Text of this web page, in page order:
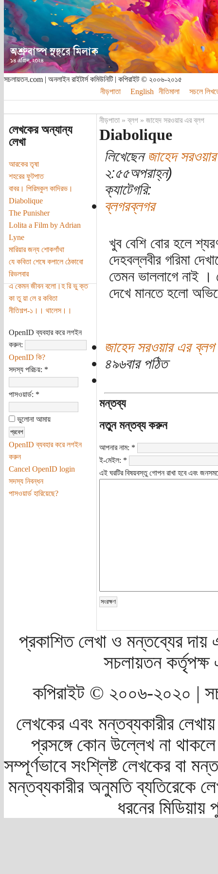
সচলায়তন.com | অনলাইন রাইটার্স কমিউনিটি | কপিরাইট © ২০০৬-২০১৫
নীড়পাতা
English নীতিমালা সচলে
লেখকের অন্যান্য
লেখা
আরকের তৃষা
শহরের ফুটপাত
বাবর। পিরিমকুল কাদিরভ।
Diabolique
‌‌‌‌The Punisher
Lolita a Film by Adrian
Lyne
মারিয়ার জন্য শোকগাঁথা
যে কবিতা শেষে কপালে ঠেকাবো
রিভলবার
এ কেমন জীবন বলো।হ রি ভু ক্ত
কা তু য়া লে র কবিতা
নীতিগল্প-১।। থালেস।।
OpenID ব্যবহার করে লগইন
করুন:
OpenID কি?
সদস্য পরিচয়: *
পাসওয়ার্ড: *
ভুলোনা আমায়
OpenID ব্যবহার করে লগইন
করুন
Cancel OpenID login
সদস্য নিবন্ধন
পাসওয়ার্ড হারিয়েছে?
নীড়পাতা»ব্লগ» জাহেদ সরওয়ার এর ব্লগ
Diabolique
লিখেছেনজাহেদ সরওয়ার
২:৫৫অপরাহ্ন)
ক্যাটেগরি:
ব্লগরব্লগর
খুব বেশি বোর হলে
দেহবল্লবীর গরিমা
তেমন ভাললাগে নাই ।
দেখে মানতে হলো
জাহেদ সরওয়ার এর ব্লগ
৪৯৬বার পঠিত
মন্তব্য
নতুন মন্তব্য করুন
আপনার নাম: *
ই-মেইল: *
এই ঘরটির বিষয়বস্তু গোপন রাখা হবে এবং
প্রকাশিত লেখা ও মন্তব্যের দায়
সচলায়তন
কপিরাইট © ২০০৬-২০২০ |
লেখকের এবং মন্তব্যকারীর
প্রসঙ্গে কোন উল্লেখ না
সম্পূর্ণভাবে সংশ্লিষ্ট লেখকের বা
মন্তব্যকারীর অনুমতি ব্যতিরেকে
ধরনের মিডিয়ায়